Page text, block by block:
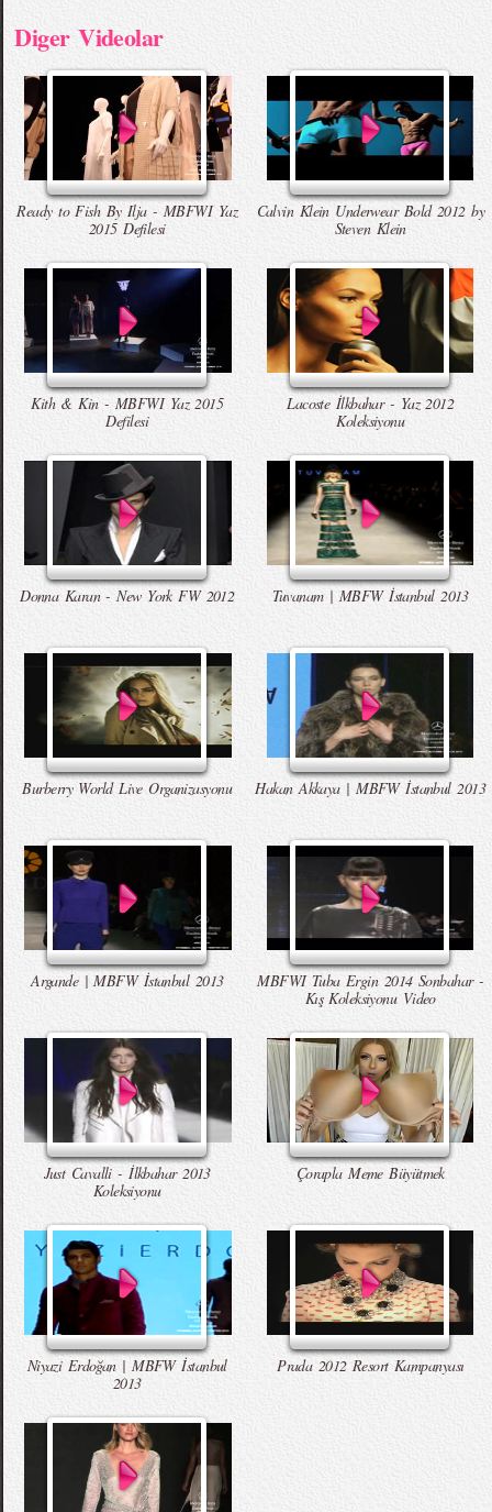
Diger Videolar
Ready to Fish By Ilja - MBFWI Yaz
2015 Defilesi
Calvin Klein Underwear Bold 2012 by
Steven Klein
Kith & Kin - MBFWI Yaz 2015
Defilesi
Lacoste İlkbahar - Yaz 2012
Koleksiyonu
Donna Karan - New York FW 2012 Tuvanam | MBFW İstanbul 2013
Burberry World Live Organizasyonu Hakan Akkaya | MBFW İstanbul 2013
Argande | MBFW İstanbul 2013
MBFWI Tuba Ergin 2014 Sonbahar -
Kış Koleksiyonu Video
Just Cavalli - İlkbahar 2013
Koleksiyonu
Çorapla Meme Büyütmek
Niyazi Erdoğan | MBFW İstanbul
2013
Prada 2012 Resort Kampanyası